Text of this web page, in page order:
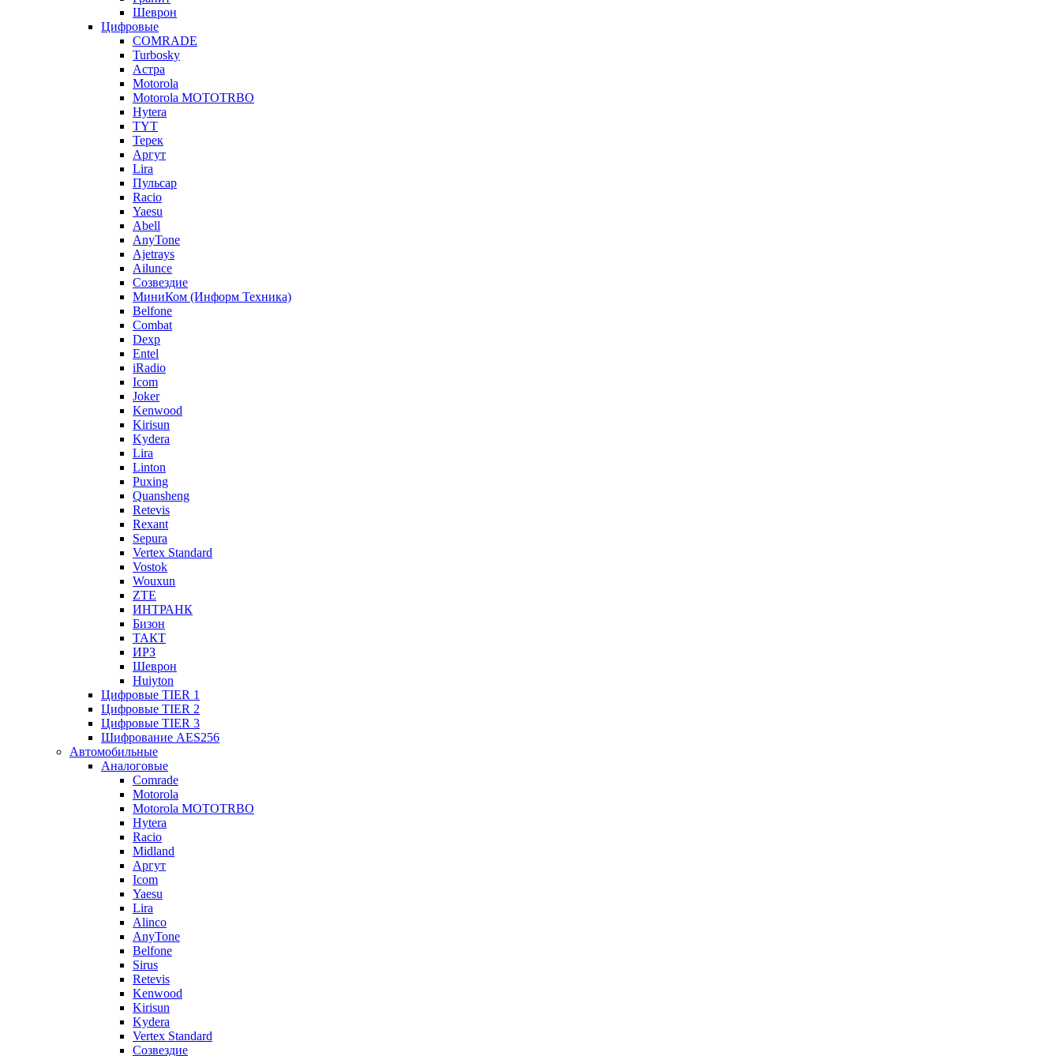
Шеврон
Цифровые
COMRADE
Turbosky
Астра
Motorola
Motorola MOTOTRBO
Hytera
TYT
Терек
Аргут
Lira
Пульсар
Racio
Yaesu
Abell
AnyTone
Ajetrays
Ailunce
Созвездие
МиниКом (Информ Техника)
Belfone
Combat
Dexp
Entel
iRadio
Icom
Joker
Kenwood
Kirisun
Kydera
Lira
Linton
Puxing
Quansheng
Retevis
Rexant
Sepura
Vertex Standard
Vostok
Wouxun
ZTE
ИНТРАНК
Бизон
ТАКТ
ИРЗ
Шеврон
Huiyton
Цифровые TIER 1
Цифровые TIER 2
Цифровые TIER 3
Шифрование AES256
Автомобильные
Аналоговые
Comrade
Motorola
Motorola MOTOTRBO
Hytera
Racio
Midland
Аргут
Icom
Yaesu
Lira
Alinco
AnyTone
Belfone
Sirus
Retevis
Kenwood
Kirisun
Kydera
Vertex Standard
Созвездие